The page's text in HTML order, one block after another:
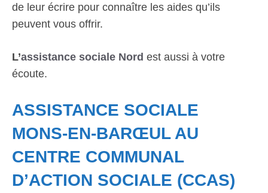
de leur écrire pour connaître les aides qu’ils
peuvent vous offrir.
L’assistance sociale Nord est aussi à votre
écoute.
ASSISTANCE SOCIALE
MONS-EN-BARŒUL AU
CENTRE COMMUNAL
D’ACTION SOCIALE (CCAS)